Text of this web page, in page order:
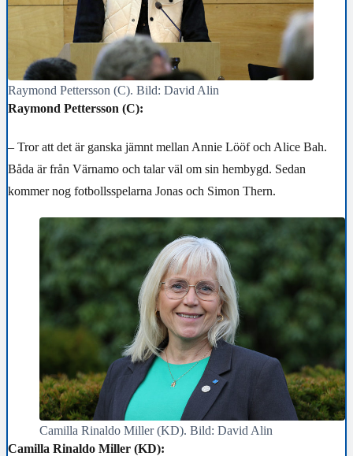
Raymond Pettersson (C). Bild: David Alin
Raymond Pettersson (C):
– Tror att det är ganska jämnt mellan Annie Lööf och Alice Bah.
Båda är från Värnamo och talar väl om sin hembygd. Sedan
kommer nog fotbollsspelarna Jonas och Simon Thern.
Camilla Rinaldo Miller (KD). Bild: David Alin
Camilla Rinaldo Miller (KD):